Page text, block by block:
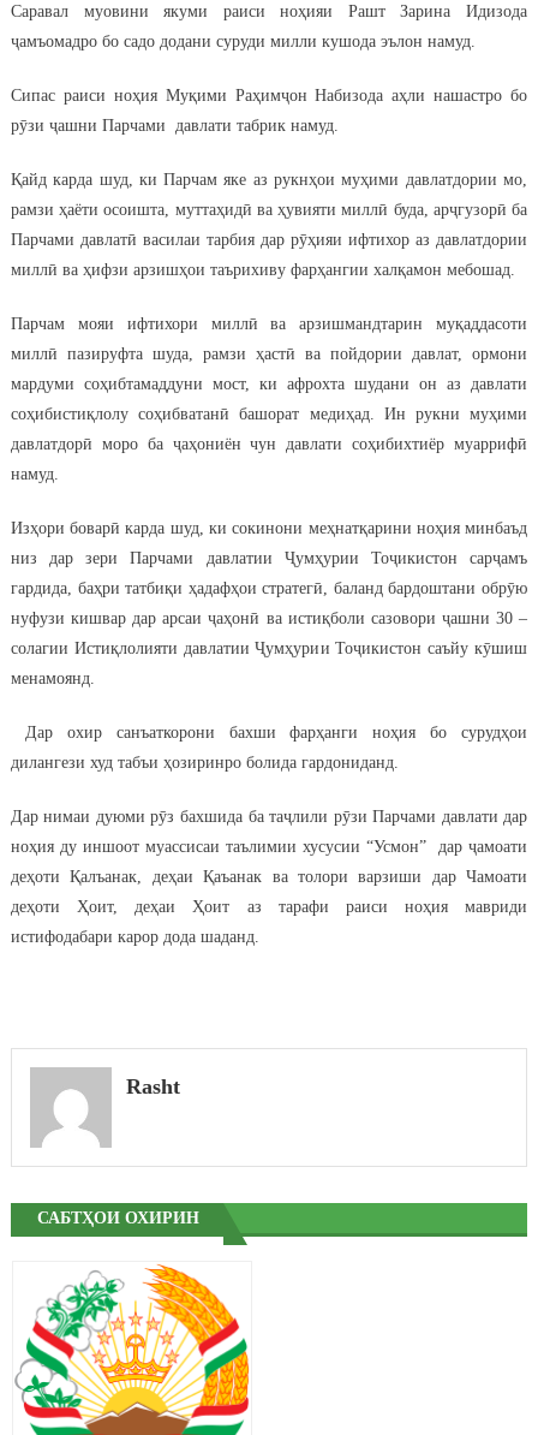
Саравал муовини якуми раиси ноҳияи Рашт Зарина Идизода
ҷамъомадро бо садо додани суруди милли кушода эълон намуд.
Сипас раиси ноҳия Муқими Раҳимҷон Набизода аҳли нашастро бо
рӯзи ҷашни Парчами давлати табрик намуд.
Қайд карда шуд, ки Парчам яке аз рукнҳои муҳими давлатдории мо,
рамзи ҳаёти осоишта, муттаҳидӣ ва ҳувияти миллӣ буда, арҷгузорӣ ба
Парчами давлатӣ василаи тарбия дар рӯҳияи ифтихор аз давлатдории
миллӣ ва ҳифзи арзишҳои таърихиву фарҳангии халқамон мебошад.
Парчам мояи ифтихори миллӣ ва арзишмандтарин муқаддасоти
миллӣ пазируфта шуда, рамзи ҳастӣ ва пойдории давлат, ормони
мардуми соҳибтамаддуни мост, ки афрохта шудани он аз давлати
соҳибистиқлолу соҳибватанӣ башорат медиҳад. Ин рукни муҳими
давлатдорӣ моро ба ҷаҳониён чун давлати соҳибихтиёр муаррифӣ
намуд.
Изҳори боварӣ карда шуд, ки сокинони меҳнатқарини ноҳия минбаъд
низ дар зери Парчами давлатии Ҷумҳурии Тоҷикистон сарҷамъ
гардида, баҳри татбиқи ҳадафҳои стратегӣ, баланд бардоштани обрӯю
нуфузи кишвар дар арсаи ҷаҳонӣ ва истиқболи сазовори ҷашни 30 –
солагии Истиқлолияти давлатии Ҷумҳурии Тоҷикистон саъйу кӯшиш
менамоянд.
Дар охир санъаткорони бахши фарҳанги ноҳия бо сурудҳои
дилангези худ табъи ҳозиринро болида гардониданд.
Дар нимаи дуюми рӯз бахшида ба таҷлили рӯзи Парчами давлати дар
ноҳия ду иншоот муассисаи таълимии хусусии “Усмон” дар ҷамоати
деҳоти Қалъанак, деҳаи Қаъанак ва толори варзиши дар Чамоати
деҳоти Ҳоит, деҳаи Ҳоит аз тарафи раиси ноҳия мавриди
истифодабари карор дода шаданд.
Rasht
САБТҲОИ ОХИРИН